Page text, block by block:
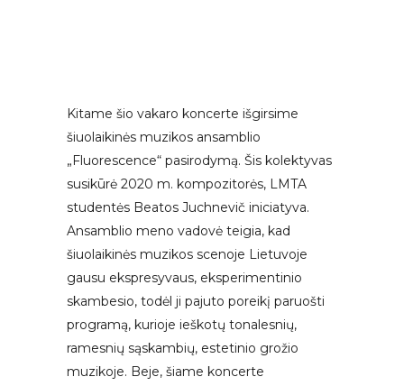
Kitame šio vakaro koncerte išgirsime
šiuolaikinės muzikos ansamblio
„Fluorescence“ pasirodymą. Šis kolektyvas
susikūrė 2020 m. kompozitorės, LMTA
studentės Beatos Juchnevič iniciatyva.
Ansamblio meno vadovė teigia, kad
šiuolaikinės muzikos scenoje Lietuvoje
gausu ekspresyvaus, eksperimentinio
skambesio, todėl ji pajuto poreikį paruošti
programą, kurioje ieškotų tonalesnių,
ramesnių sąskambių, estetinio grožio
muzikoje. Beje, šiame koncerte